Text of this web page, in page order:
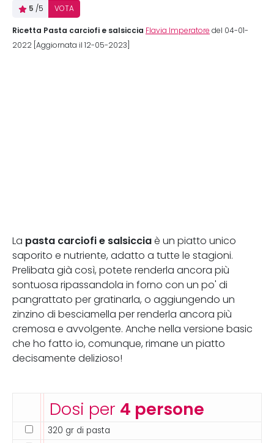
5 /5 VOTA
Ricetta Pasta carciofi e salsiccia Flavia Imperatore del 04-01-
2022 [Aggiornata il 12-05-2023]
La pasta carciofi e salsiccia è un piatto unico
saporito e nutriente, adatto a tutte le stagioni.
Prelibata già così, potete renderla ancora più
sontuosa ripassandola in forno con un po' di
pangrattato per gratinarla, o aggiungendo un
zinzino di besciamella per renderla ancora più
cremosa e avvolgente. Anche nella versione basic
che ho fatto io, comunque, rimane un piatto
decisamente delizioso!
Dosi per 4 persone
320 gr di pasta